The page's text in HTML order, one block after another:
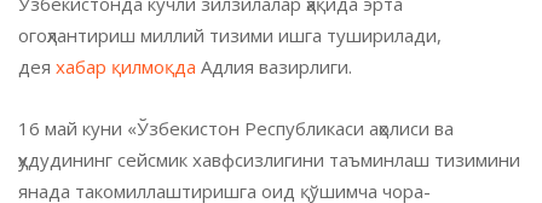
огоҳлантириш миллий тизими ишга туширилади,
дея хабар қилмоқда Адлия вазирлиги.
16 май куни «Ўзбекистон Республикаси аҳолиси ва
ҳудудининг сейсмик хавфсизлигини таъминлаш тизимини
янада такомиллаштиришга оид қўшимча чора-